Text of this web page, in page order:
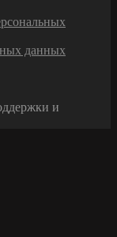
данных
и